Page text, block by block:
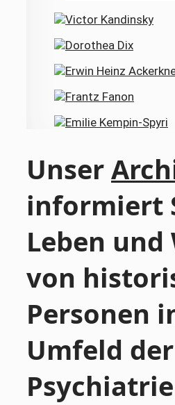
Unser
informiert
Leben und
von
Personen
Umfeld der